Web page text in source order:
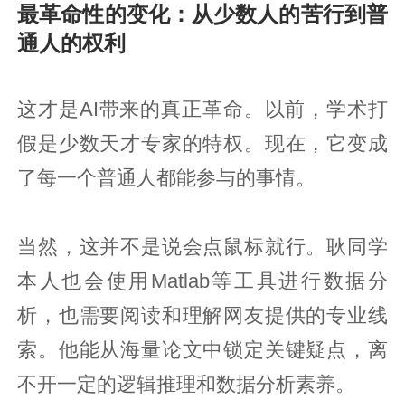
最革命性的变化：从少数人的苦行到普
通人的权利
这才是AI带来的真正革命。以前，学术打
假是少数天才专家的特权。现在，它变成
了每一个普通人都能参与的事情。
当然，这并不是说会点鼠标就行。耿同学
本人也会使用Matlab等工具进行数据分
析，也需要阅读和理解网友提供的专业线
索。他能从海量论文中锁定关键疑点，离
不开一定的逻辑推理和数据分析素养。